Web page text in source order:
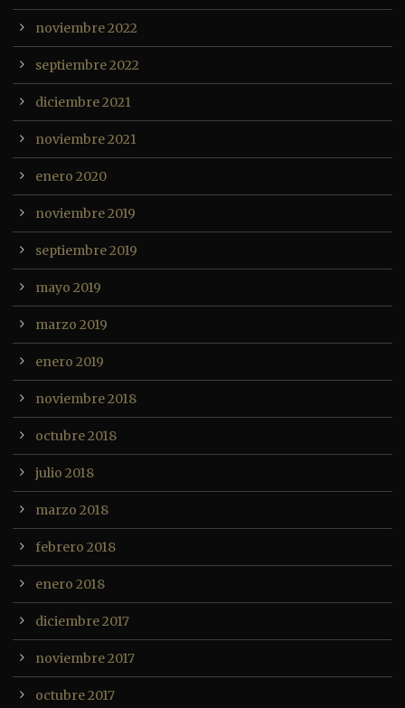
noviembre 2022
septiembre 2022
diciembre 2021
noviembre 2021
enero 2020
noviembre 2019
septiembre 2019
mayo 2019
marzo 2019
enero 2019
noviembre 2018
octubre 2018
julio 2018
marzo 2018
febrero 2018
enero 2018
diciembre 2017
noviembre 2017
octubre 2017